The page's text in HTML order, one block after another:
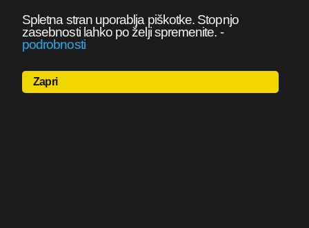
Spletna stran uporablja piškotke. Stopnjo
zasebnosti lahko po želji spremenite. -
podrobnosti
Zapri